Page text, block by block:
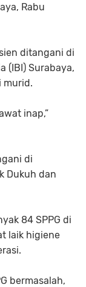
Rabu
ditangani di
(IBI) Surabaya,
murid.
inap,”
di
Dukuh dan
84 SPPG di
laik higiene
bermasalah,